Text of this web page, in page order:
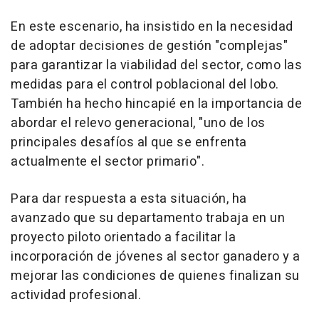
En este escenario, ha insistido en la necesidad
de adoptar decisiones de gestión "complejas"
para garantizar la viabilidad del sector, como las
medidas para el control poblacional del lobo.
También ha hecho hincapié en la importancia de
abordar el relevo generacional, "uno de los
principales desafíos al que se enfrenta
actualmente el sector primario".
Para dar respuesta a esta situación, ha
avanzado que su departamento trabaja en un
proyecto piloto orientado a facilitar la
incorporación de jóvenes al sector ganadero y a
mejorar las condiciones de quienes finalizan su
actividad profesional.